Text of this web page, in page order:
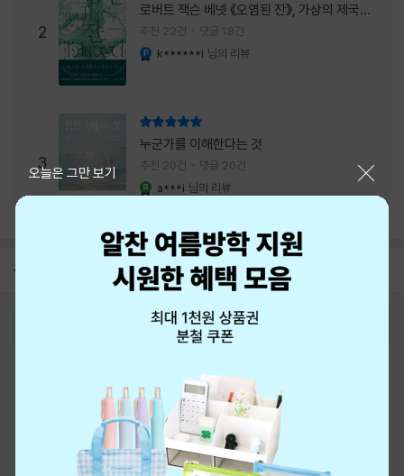
2
로버트 잭슨 베넷 《오염된 잔》, 가상의 제국이
주는 실감과 미스터리 사건의 치밀함이 이루어
내는 최상의 시너지...
추천 22건 댓글 18건
k******i 님의 리뷰
3
누군가를 이해한다는 것
추천 20건 댓글 20건
a***i 님의 리뷰
공지 8월 신용카드 무이자할부 안내
오늘은 그만 보기
최근 본 상품
eBook 1:1문의/채팅상담
예스이십사(주) 사업자 정보
이용약관
개인정보처리방침
청소년보호정책
PC버전
회사소개
거래처관계자께